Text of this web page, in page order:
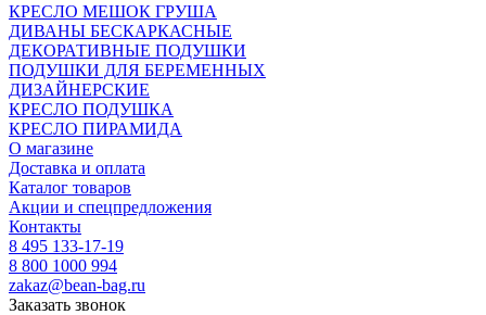
КРЕСЛО МЕШОК ГРУША
ДИВАНЫ БЕСКАРКАСНЫЕ
ДЕКОРАТИВНЫЕ ПОДУШКИ
ПОДУШКИ ДЛЯ БЕРЕМЕННЫХ
ДИЗАЙНЕРСКИЕ
КРЕСЛО ПОДУШКА
КРЕСЛО ПИРАМИДА
О магазине
Доставка и оплата
Каталог товаров
Акции и спецпредложения
Контакты
8 495 133-17-19
8 800 1000 994
zakaz@bean-bag.ru
Заказать звонок